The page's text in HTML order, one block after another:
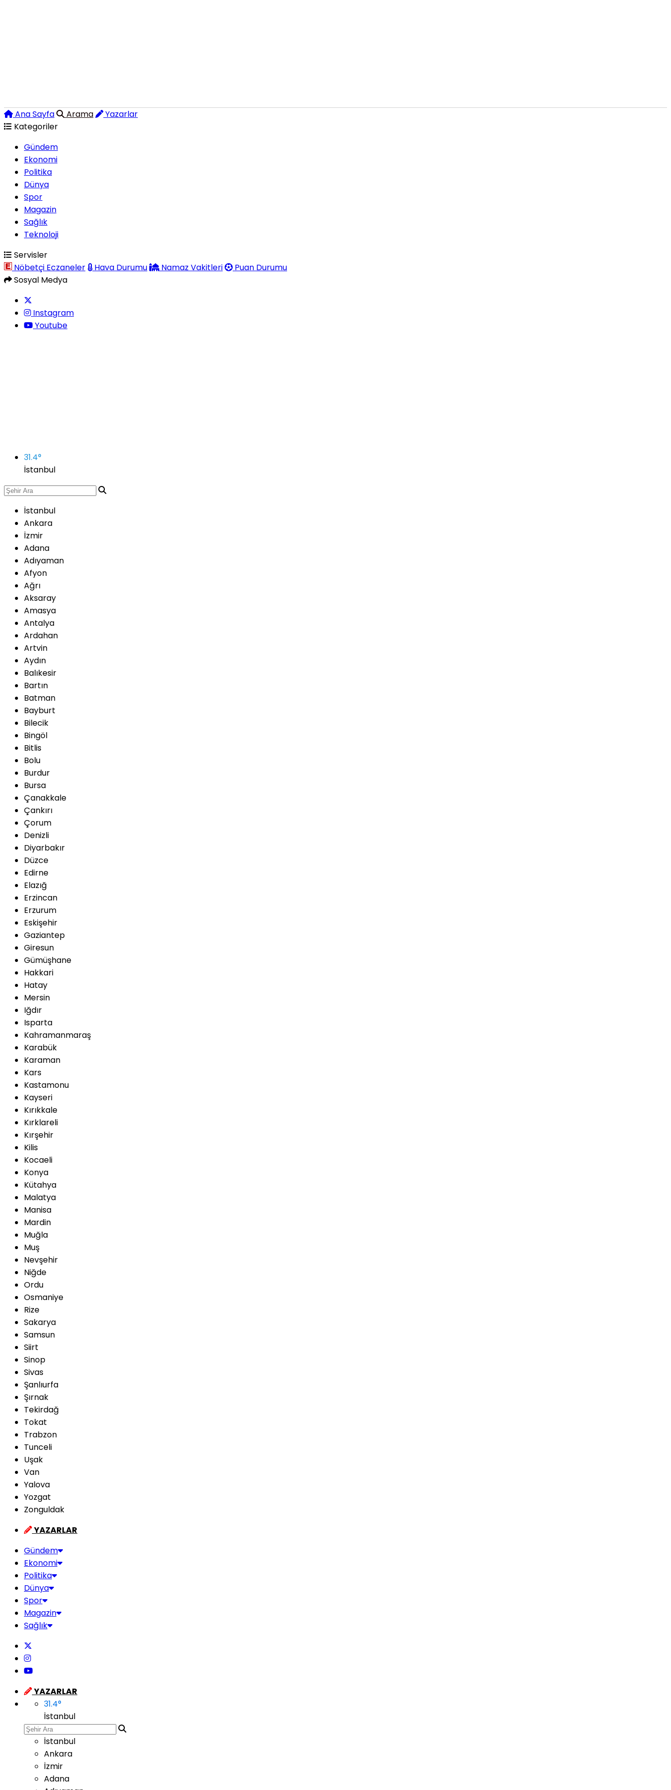
Ana Sayfa Arama
Yazarlar
Kategoriler
Gündem
Ekonomi
Politika
Dünya
Spor
Magazin
Sağlık
Teknoloji
Servisler
Nöbetçi Eczaneler
Hava Durumu Namaz Vakitleri
Puan Durumu
Sosyal Medya
Instagram
Youtube
31.4°
İstanbul
İstanbul
Ankara
İzmir
Adana
Adıyaman
Afyon
Ağrı
Aksaray
Amasya
Antalya
Ardahan
Artvin
Aydın
Balıkesir
Bartın
Batman
Bayburt
Bilecik
Bingöl
Bitlis
Bolu
Burdur
Bursa
Çanakkale
Çankırı
Çorum
Denizli
Diyarbakır
Düzce
Edirne
Elazığ
Erzincan
Erzurum
Eskişehir
Gaziantep
Giresun
Gümüşhane
Hakkari
Hatay
Mersin
Iğdır
Isparta
Kahramanmaraş
Karabük
Karaman
Kars
Kastamonu
Kayseri
Kırıkkale
Kırklareli
Kırşehir
Kilis
Kocaeli
Konya
Kütahya
Malatya
Manisa
Mardin
Muğla
Muş
Nevşehir
Niğde
Ordu
Osmaniye
Rize
Sakarya
Samsun
Siirt
Sinop
Sivas
Şanlıurfa
Şırnak
Tekirdağ
Tokat
Trabzon
Tunceli
Uşak
Van
Yalova
Yozgat
Zonguldak
YAZARLAR
Gündem
Ekonomi
Politika
Dünya
Spor
Magazin
Sağlık
YAZARLAR
31.4°
İstanbul
İstanbul
Ankara
İzmir
Adana